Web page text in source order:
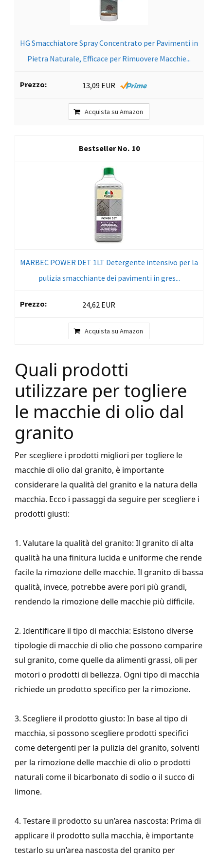
HG Smacchiatore Spray Concentrato per Pavimenti in
Pietra Naturale, Efficace per Rimuovere Macchie...
13,09 EUR
Acquista su Amazon
10
MARBEC POWER DET 1LT Detergente intensivo per la
pulizia smacchiante dei pavimenti in gres...
24,62 EUR
Acquista su Amazon
Quali prodotti
utilizzare per togliere
le macchie di olio dal
granito
Per scegliere i prodotti migliori per togliere le
macchie di olio dal granito, è importante
considerare la qualità del granito e la natura della
macchia. Ecco i passaggi da seguire per scegliere i
prodotti giusti:
1. Valutare la qualità del granito: Il granito di alta
qualità ha una finitura lucida e uniforme che rende
facile la rimozione delle macchie. Il granito di bassa
qualità, invece, potrebbe avere pori più grandi,
rendendo la rimozione delle macchie più difficile.
2. Identificare il tipo di macchia: Esistono diverse
tipologie di macchie di olio che possono comparire
sul granito, come quelle da alimenti grassi, oli per
motori o prodotti di bellezza. Ogni tipo di macchia
richiede un prodotto specifico per la rimozione.
3. Scegliere il prodotto giusto: In base al tipo di
macchia, si possono scegliere prodotti specifici
come detergenti per la pulizia del granito, solventi
per la rimozione delle macchie di olio o prodotti
naturali come il bicarbonato di sodio o il succo di
limone.
4. Testare il prodotto su un’area nascosta: Prima di
applicare il prodotto sulla macchia, è importante
testarlo su un’area nascosta del granito per